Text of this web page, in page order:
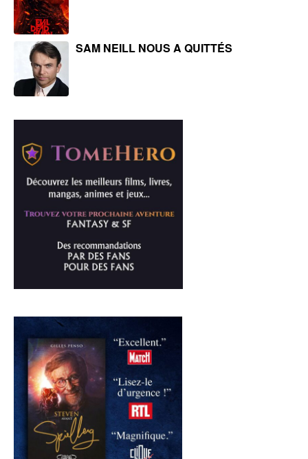
SAM NEILL NOUS A QUITTÉS